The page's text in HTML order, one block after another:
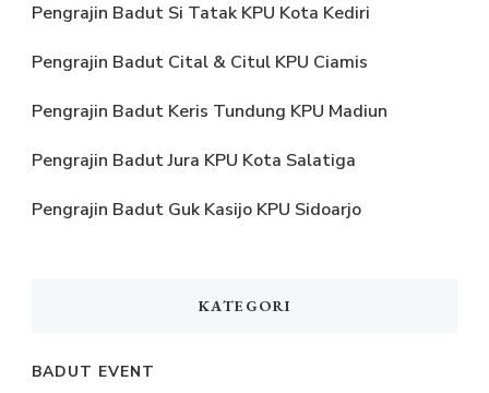
Pengrajin Badut Si Tatak KPU Kota Kediri
Pengrajin Badut Cital & Citul KPU Ciamis
Pengrajin Badut Keris Tundung KPU Madiun
Pengrajin Badut Jura KPU Kota Salatiga
Pengrajin Badut Guk Kasijo KPU Sidoarjo
KATEGORI
BADUT EVENT